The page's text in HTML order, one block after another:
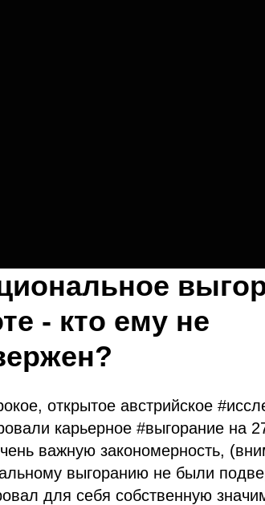
- кто ему не
открытое австрийское
карьерное #выгорание на
важную закономерность,
выгоранию не были
для себя собственную